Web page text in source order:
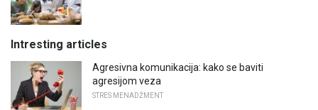
Intresting articles
Agresivna komunikacija: kako se baviti
agresijom veza
STRES MENADŽMENT